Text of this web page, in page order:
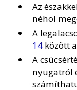
Az
néhol
A
14 között
A
nyugatról